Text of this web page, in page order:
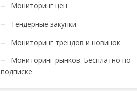
Мониторинг цен
Тендерные закупки
Мониторинг трендов и новинок
Мониторинг рынков. Бесплатно по
подписке